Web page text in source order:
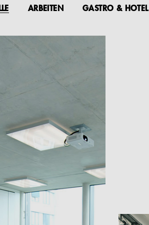
ARBEITEN GASTRO & HOTEL